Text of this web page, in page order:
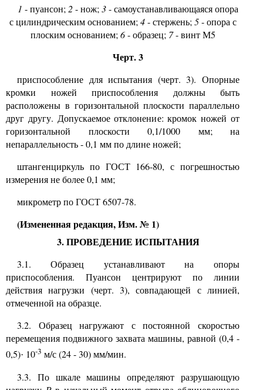
1 - пуансон; 2- нож;3- самоустанавливающаяся опора
с цилиндрическим основанием; 4- стержень; 5- опора с
плоским основанием; 6- образец; 7- винт М5
Черт. 3
приспособление для испытания (черт. 3). Опорные
кромки ножей приспособления должны быть
расположены в горизонтальной плоскости параллельно
друг другу. Допускаемое отклонение: кромок ножей от
горизонтальной плоскости 0,1/1000 мм; на
непараллельность - 0,1 мм по длине ножей;
штангенциркуль по ГОСТ 166-80, с погрешностью
измерения не более 0,1 мм;
микрометр по ГОСТ 6507-78.
(Измененная редакция, Изм. № 1)
3. ПРОВЕДЕНИЕ ИСПЫТАНИЯ
3.1. Образец устанавливают на опоры
приспособления. Пуансон центрируют по линии
действия нагрузки (черт. 3), совпадающей с линией,
отмеченной на образце.
3.2. Образец нагружают с постоянной скоростью
перемещения подвижного захвата машины, равной (0,4 -
0,5)· 10-3 м/с (24 - 30) мм/мин.
3.3. По шкале машины определяют разрушающую